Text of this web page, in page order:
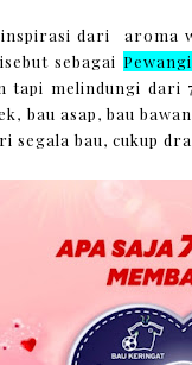
dari aroma
sebagai
tapi melindungi
bau asap, bau
segala bau, cukup